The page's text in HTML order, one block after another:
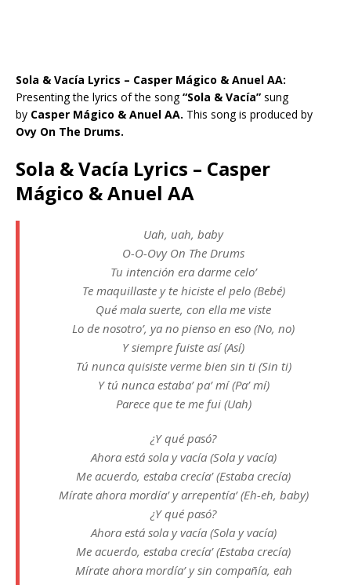
Sola & Vacía Lyrics – Casper Mágico & Anuel AA:
Presenting the lyrics of the song“Sola & Vacía” sung
by Casper Mágico & Anuel AA. This song is produced by
Ovy On The Drums.
Sola & Vacía Lyrics – Casper
Mágico & Anuel AA
Uah, uah, baby
O-O-Ovy On The Drums
Tu intención era darme celo’
Te maquillaste y te hiciste el pelo (Bebé)
Qué mala suerte, con ella me viste
Lo de nosotro’, ya no pienso en eso (No, no)
Y siempre fuiste así (Así)
Tú nunca quisiste verme bien sin ti (Sin ti)
Y tú nunca estaba’ pa’ mí (Pa’ mí)
Parece que te me fui (Uah)
¿Y qué pasó?
Ahora está sola y vacía (Sola y vacía)
Me acuerdo, estaba crecía’ (Estaba crecía)
Mírate ahora mordía’ y arrepentía’ (Eh-eh, baby)
¿Y qué pasó?
Ahora está sola y vacía (Sola y vacía)
Me acuerdo, estaba crecía’ (Estaba crecía)
Mírate ahora mordía’ y sin compañía, eah